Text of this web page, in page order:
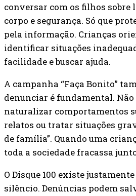
conversar com os filhos sobre
corpo e segurança. Só que
pela informação. Crianças
identificar situações
facilidade e buscar ajuda.
A campanha “Faça Bonito”
denunciar é fundamental. Não
naturalizar comportamentos
relatos ou tratar situações
de família”. Quando uma
toda a sociedade fracassa
O Disque 100 existe
silêncio. Denúncias podem